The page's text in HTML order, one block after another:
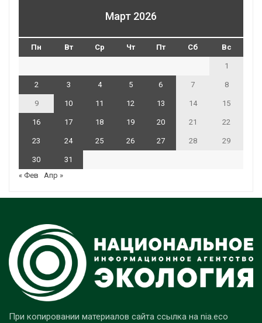
Март 2026
Пн Вт Ср Чт Пт Сб Вс
1
2 3 4 5 6 7 8
9 10 11 12 13 14 15
16 17 18 19 20 21 22
23 24 25 26 27 28 29
30
31
« Фев
Апр »
При копировании материалов сайта ссылка на nia.eco